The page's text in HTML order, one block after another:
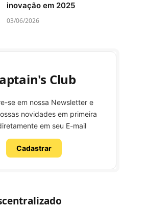
inovação em 2025
03/06/2026
Club
se em nossa Newsletter e
novidades em primeira
em seu E-mail
Cadastrar